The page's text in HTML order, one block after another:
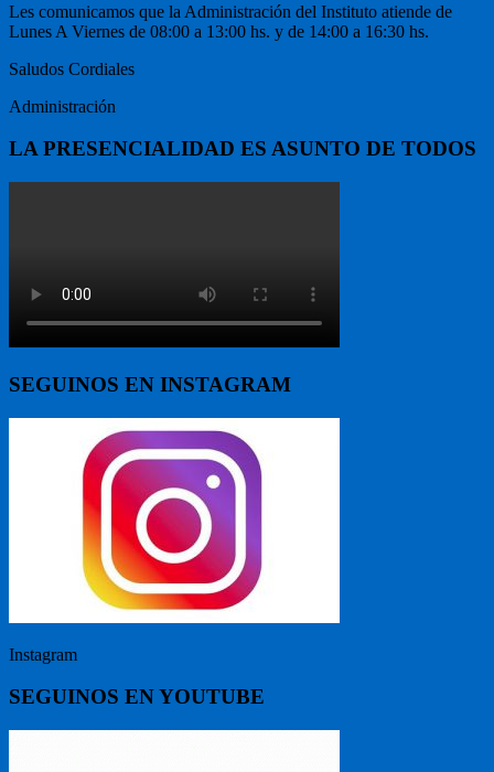
Les comunicamos que la Administración del Instituto atiende de
Lunes A Viernes de 08:00 a 13:00 hs. y de 14:00 a 16:30 hs.
Saludos Cordiales
Administración
LA PRESENCIALIDAD ES ASUNTO DE TODOS
SEGUINOS EN INSTAGRAM
Instagram
SEGUINOS EN YOUTUBE